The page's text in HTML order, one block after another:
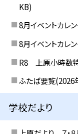
KB)
8月イベントカレ
8月イベントカレ
R8 上原小時数
ふたば要覧(2026
学校だより